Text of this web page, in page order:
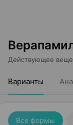
Действующее
Варианты
Все формы